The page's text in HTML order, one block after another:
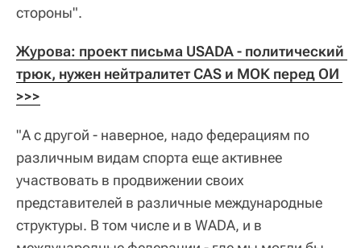
стороны".
Журова: проект письма USADA - политический
трюк, нужен нейтралитет CAS и МОК перед ОИ
>>>
"А с другой - наверное, надо федерациям по
различным видам спорта еще активнее
участвовать в продвижении своих
представителей в различные международные
структуры. В том числе и в WADA, и в